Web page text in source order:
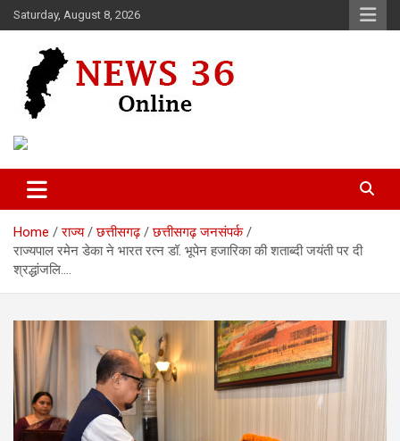
Skip
to
Saturday, August 8, 2026
News 36
Home राज्य छत्तीसगढ़
छत्तीसगढ़ जनसंपर्क
राज्यपाल रमेन डेका ने भारत रत्न डॉ. भूपेन हजारिका की शताब्दी जयंती पर दी
श्रद्धांजलि….